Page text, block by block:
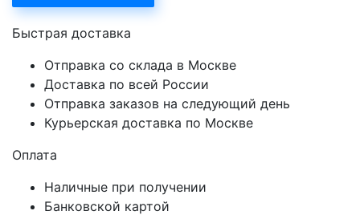
Быстрая доставка
Отправка со склада в Москве
Доставка по всей России
Отправка заказов на следующий день
Курьерская доставка по Москве
Оплата
Наличные при получении
Банковской картой